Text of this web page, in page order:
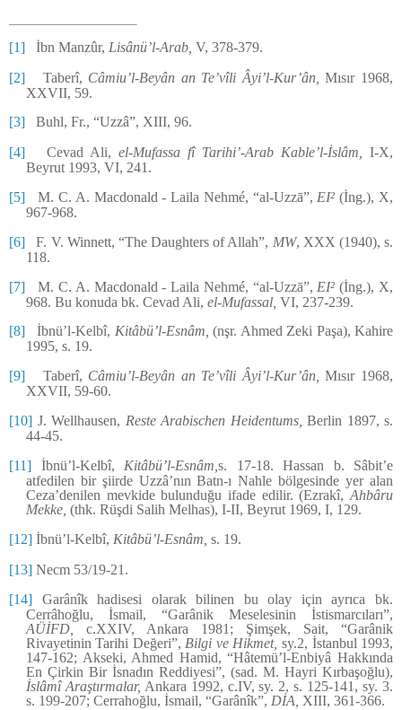
[1] İbn Manzûr, Lisânü’l-Arab, V, 378-379.
[2] Taberî, Câmiu’l-Beyân an Te’vîli Âyi’l-Kur’ân, Mısır 1968,
XXVII, 59.
[3] Buhl, Fr., “Uzzâ”, XIII, 96.
[4] Cevad Ali, el-Mufassa fî Tarihi’-Arab Kable’l-İslâm, I-X,
Beyrut 1993, VI, 241.
[5] M. C. A. Macdonald - Laila Nehmé, “al-Uzzā”, EI² (İng.), X,
967-968.
[6] F. V. Winnett, “The Daughters of Allah”, MW, XXX (1940), s.
118.
[7] M. C. A. Macdonald - Laila Nehmé, “al-Uzzā”, EI² (İng.), X,
968. Bu konuda bk. Cevad Ali, el-Mufassal, VI, 237-239.
[8]
İbnü’l-Kelbî, Kitâbü’l-Esnâm, (nşr. Ahmed Zeki Paşa), Kahire
1995, s. 19.
[9] Taberî, Câmiu’l-Beyân an Te’vîli Âyi’l-Kur’ân, Mısır 1968,
XXVII, 59-60.
[10] J. Wellhausen, Reste Arabischen Heidentums, Berlin 1897, s.
44-45.
[11] İbnü’l-Kelbî, Kitâbü’l-Esnâm, s. 17-18. Hassan b. Sâbit’e
atfedilen bir şiirde Uzzâ’nın Batn-ı Nahle bölgesinde yer alan
Ceza’denilen mevkide bulunduğu ifade edilir. (Ezrakî, Ahbâru
Mekke, (thk. Rüşdi Salih Melhas), I-II, Beyrut 1969, I, 129.
[12] İbnü’l-Kelbî, Kitâbü’l-Esnâm, s. 19.
[13] Necm 53/19-21.
[14] Garânîk hadisesi olarak bilinen bu olay için ayrıca bk.
Cerrâhoğlu, İsmail, “Garânik Meselesinin İstismarcıları”,
AÜİFD, c.XXIV, Ankara 1981; Şimşek, Sait, “Garânik
Rivayetinin Tarihi Değeri”,Bilgi ve Hikmet, sy.2, İstanbul 1993,
147-162; Akseki, Ahmed Hamid, “Hâtemü’l-Enbiyâ Hakkında
En Çirkin Bir İsnadın Reddiyesi”, (sad. M. Hayri Kırbaşoğlu),
İslâmî Araştırmalar, Ankara 1992, c.IV, sy. 2, s. 125-141, sy. 3.
s. 199-207; Cerrahoğlu, İsmail, “Garânîk”, DİA, XIII, 361-366.